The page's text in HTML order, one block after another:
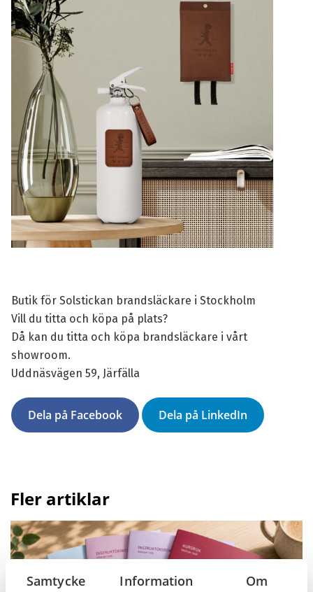
Samtycke Information Om
Butik för Solstickan brandsläckare i Stockholm
Vill du titta och köpa på plats?
Då kan du titta och köpa brandsläckare i vårt
showroom.
Uddnäsvägen 59, Järfälla
Dela på Facebook Dela på LinkedIn
Fler artiklar